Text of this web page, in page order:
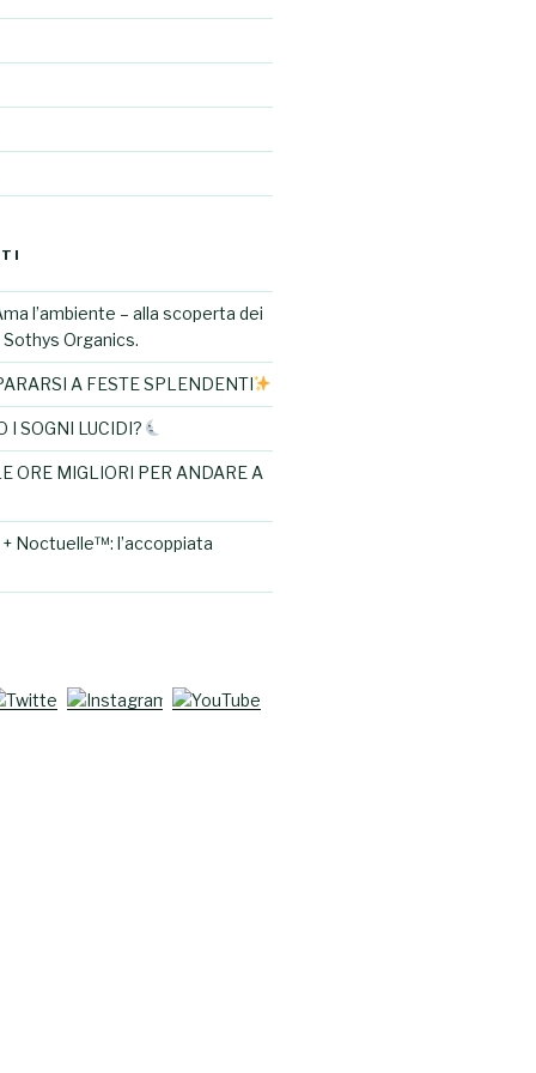
l’ambiente – alla scoperta dei
Organics.
A FESTE SPLENDENTI
I SOGNI LUCIDI?
ORE MIGLIORI PER ANDARE A
Noctuelle™: l’accoppiata